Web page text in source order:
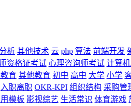
析 其他技术 云 php 算法 前端开发
资格证考试 心理咨询师考试 计算
育 其他教育 初中 高中 大学 小学
入职离职 OKR-KPI 组织结构 采购管
模板 影视综艺 生活常识 体育游戏